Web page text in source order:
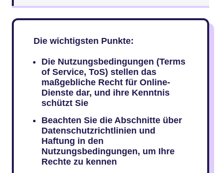
Die wichtigsten Punkte:
Die Nutzungsbedingungen (Terms
of Service, ToS) stellen das
maßgebliche Recht für Online-
Dienste dar, und ihre Kenntnis
schützt Sie
Beachten Sie die Abschnitte über
Datenschutzrichtlinien und
Haftung in den
Nutzungsbedingungen, um Ihre
Rechte zu kennen